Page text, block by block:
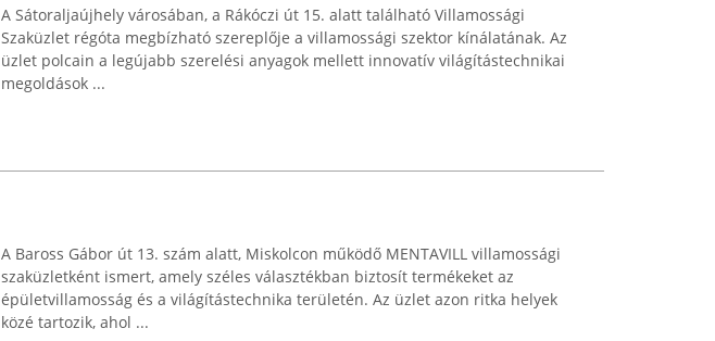
A Sátoraljaújhely városában, a Rákóczi út 15. alatt található Villamossági
Szaküzlet régóta megbízható szereplője a villamossági szektor kínálatának. Az
üzlet polcain a legújabb szerelési anyagok mellett innovatív világítástechnikai
megoldások ...
A Baross Gábor út 13. szám alatt, Miskolcon működő MENTAVILL villamossági
szaküzletként ismert, amely széles választékban biztosít termékeket az
épületvillamosság és a világítástechnika területén. Az üzlet azon ritka helyek
közé tartozik, ahol ...